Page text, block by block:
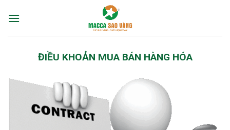
ĐIỀU KHOẢN MUA BÁN HÀNG HÓA